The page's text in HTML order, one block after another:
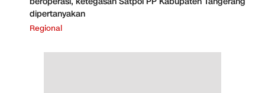
dipertanyakan
Regional